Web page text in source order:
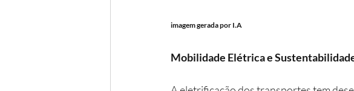
imagem gerada por I.A
Mobilidade Elétrica e